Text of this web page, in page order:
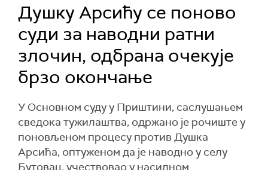
Душку Арсићу се поново
суди за наводни ратни
злочин, одбрана очекује
брзо окончање
У Основном суду у Приштини, саслушањем
сведока тужилаштва, одржано је рочиште у
поновљеном процесу против Душка
Арсића, оптуженом да је наводно у селу
Бутовац, учествовао у насилном